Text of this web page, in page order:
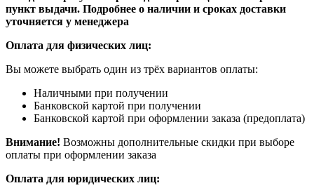
пункт выдачи. Подробнее о наличии и сроках доставки
уточняется у менеджера
Оплата для физических лиц:
Вы можете выбрать один из трёх вариантов оплаты:
Наличными при получении
Банковской картой при получении
Банковской картой при оформлении заказа (предоплата)
Внимание! Возможны дополнительные скидки при выборе
оплаты при оформлении заказа
Оплата для юридических лиц: